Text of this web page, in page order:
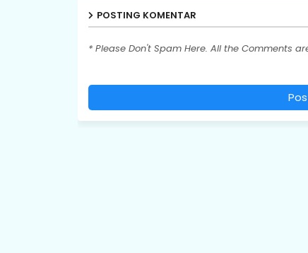
POSTING KOMENTAR
* Please Don't Spam Here. All the Comments